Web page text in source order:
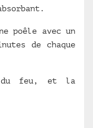
poêle avec un
de chaque
du feu, et la